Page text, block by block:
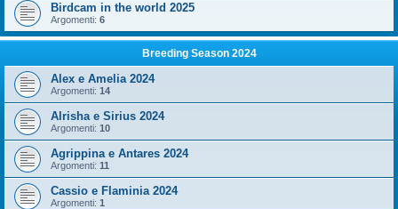
Birdcam in the world 2025
Argomenti: 6
Breeding Season 2024
Alex e Amelia 2024
Argomenti: 14
Alrisha e Sirius 2024
Argomenti: 10
Agrippina e Antares 2024
Argomenti: 11
Cassio e Flaminia 2024
Argomenti: 1